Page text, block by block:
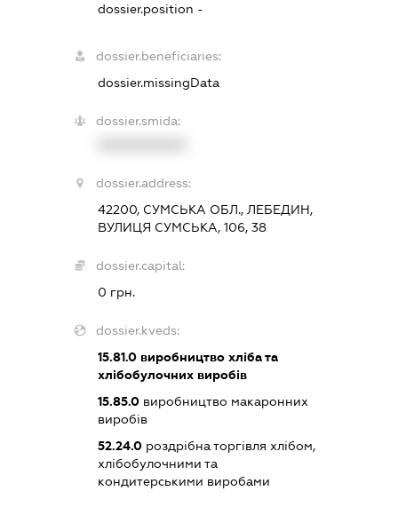
dossier.position -
dossier.beneficiaries:
dossier.missingData
dossier.smida:
dossier.address:
42200, СУМСЬКА ОБЛ., ЛЕБЕДИН,
ВУЛИЦЯ СУМСЬКА, 106, 38
dossier.capital:
0 грн.
dossier.kveds:
15.81.0виробництво хліба та
хлібобулочних виробів
15.85.0виробництво макаронних
виробів
52.24.0роздрібна торгівля хлібом,
хлібобулочними та
кондитерськими виробами